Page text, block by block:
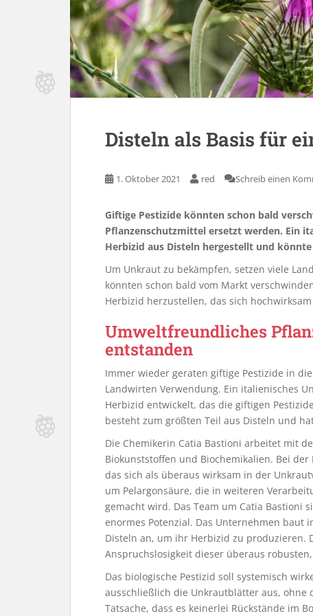
Disteln als Basis für
1. Oktober 2021 red Schreib einen
Giftige Pestizide könnten schon bald
Pflanzenschutzmittel ersetzt werden. Ein
Herbizid aus Disteln hergestellt und
Um Unkraut zu bekämpfen, setzen viele
könnten schon bald vom Markt
Herbizid herzustellen, das sich
Umweltfreundliches
entstanden
Immer wieder geraten giftige Pestizide in
Landwirten Verwendung. Ein italienisches
Herbizid entwickelt, das die giftigen
besteht zum größten Teil aus Disteln und
Die Chemikerin Catia Bastioni arbeitet mit
Biokunststoffen und Biochemikalien. Bei
das sich als überaus wirksam in der
um Pelargonsäure, die in weiteren
gemacht wird. Das Team um Catia Bastioni
enormes Potenzial. Das Unternehmen baut
Disteln an, um ihr Herbizid zu produzieren.
Anspruchslosigkeit dieser überaus
Das biologische Pestizid soll systemisch
ausschließlich die Unkrautblätter aus, ohne
Tatsache, dass es keinerlei Rückstände im